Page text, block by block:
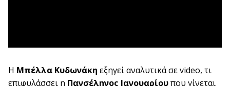
Η Μπέλλα Κυδωνάκη εξηγεί αναλυτικά σε video, τι
επιφυλάσσει η Πανσέληνος Ιανουαρίουπου γίνεται